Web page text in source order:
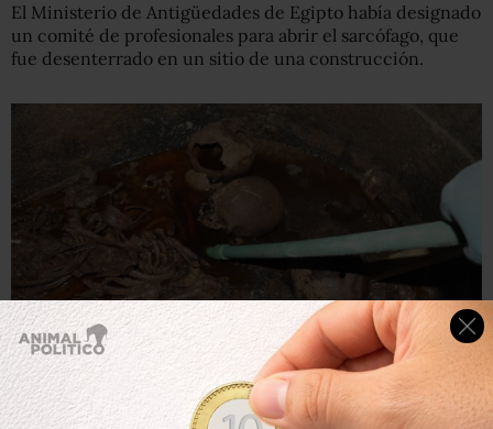
El Ministerio de Antigüedades de Egipto había designado
un comité de profesionales para abrir el sarcófago, que
fue desenterrado en un sitio de una construcción.
Getty Images